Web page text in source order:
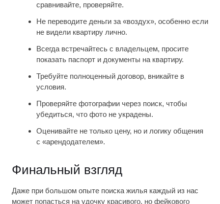
сравнивайте, проверяйте.
Не переводите деньги за «воздух», особенно если
не видели квартиру лично.
Всегда встречайтесь с владельцем, просите
показать паспорт и документы на квартиру.
Требуйте полноценный договор, вникайте в
условия.
Проверяйте фотографии через поиск, чтобы
убедиться, что фото не украдены.
Оценивайте не только цену, но и логику общения
с «арендодателем».
Финальный взгляд
Даже при большом опыте поиска жилья каждый из нас
может попасться на удочку красивого, но фейкового